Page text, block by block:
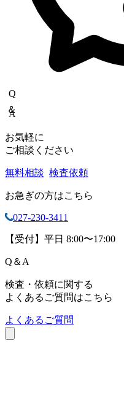
Q＆A
お気軽に
ご相談ください
無料相談 検査依頼
お急ぎの方はこちら
027-230-3411
【受付】平日 8:00〜17:00
Q ＆ A
検査・依頼に関する
よくあるご質問はこちら
よくあるご質問